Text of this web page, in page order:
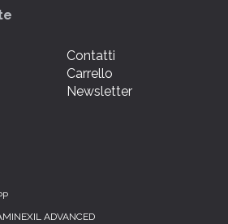
Contatti
Carrello
Newsletter
ADVANCED